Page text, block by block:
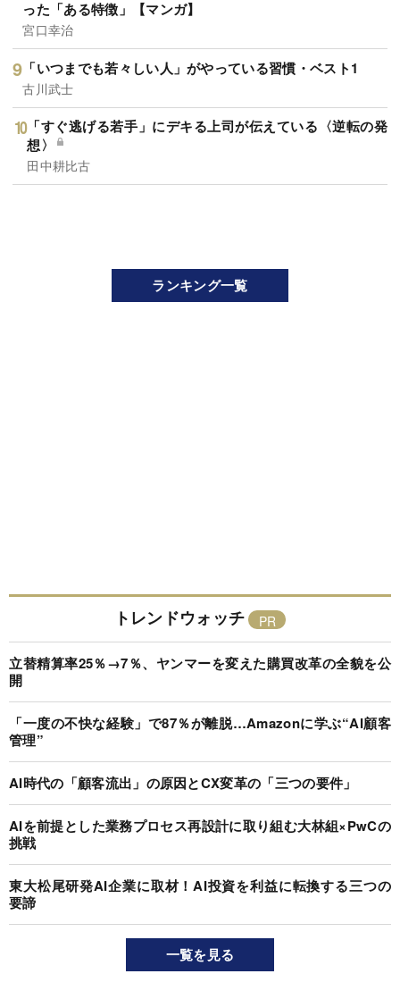
った「ある特徴」【マンガ】
宮口幸治
「いつまでも若々しい人」がやっている習慣・ベスト1
古川武士
「すぐ逃げる若手」にデキる上司が伝えている〈逆転の発
想〉
田中耕比古
ランキング一覧
トレンドウォッチ
立替精算率25％→7％、ヤンマーを変えた購買改革の全貌を公
開
「一度の不快な経験」で87％が離脱…Amazonに学ぶ“AI顧客
管理”
AI時代の「顧客流出」の原因とCX変革の「三つの要件」
AIを前提とした業務プロセス再設計に取り組む大林組×PwCの
挑戦
東大松尾研発AI企業に取材！AI投資を利益に転換する三つの
要諦
一覧を見る